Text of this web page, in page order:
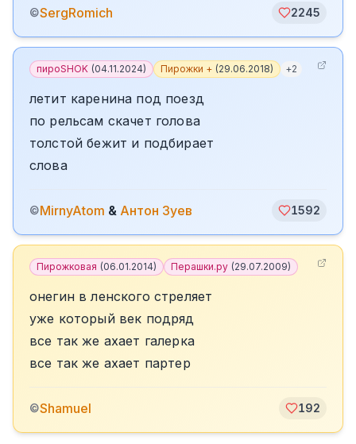
©SergRomich 2245
пироSHOK (04.11.2024) Пирожки + (29.06.2018) +2
летит каренина под поезд
по рельсам скачет голова
толстой бежит и подбирает
слова
©MirnyAtom & Антон Зуев 1592
Пирожковая (06.01.2014) Перашки.ру (29.07.2009)
онегин в ленского стреляет
уже который век подряд
все так же ахает галерка
все так же ахает партер
©Shamuel 192